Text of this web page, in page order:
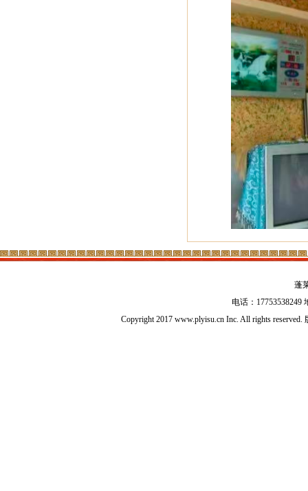
蓬
电话：17753538249
Copyright 2017 www.plyisu.cn Inc. All rights